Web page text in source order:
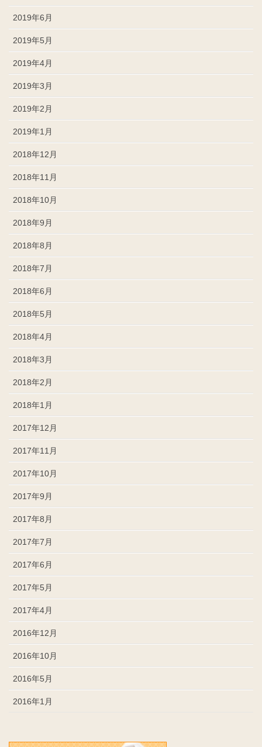
2019年6月
2019年5月
2019年4月
2019年3月
2019年2月
2019年1月
2018年12月
2018年11月
2018年10月
2018年9月
2018年8月
2018年7月
2018年6月
2018年5月
2018年4月
2018年3月
2018年2月
2018年1月
2017年12月
2017年11月
2017年10月
2017年9月
2017年8月
2017年7月
2017年6月
2017年5月
2017年4月
2016年12月
2016年10月
2016年5月
2016年1月